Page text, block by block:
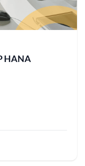
HANA